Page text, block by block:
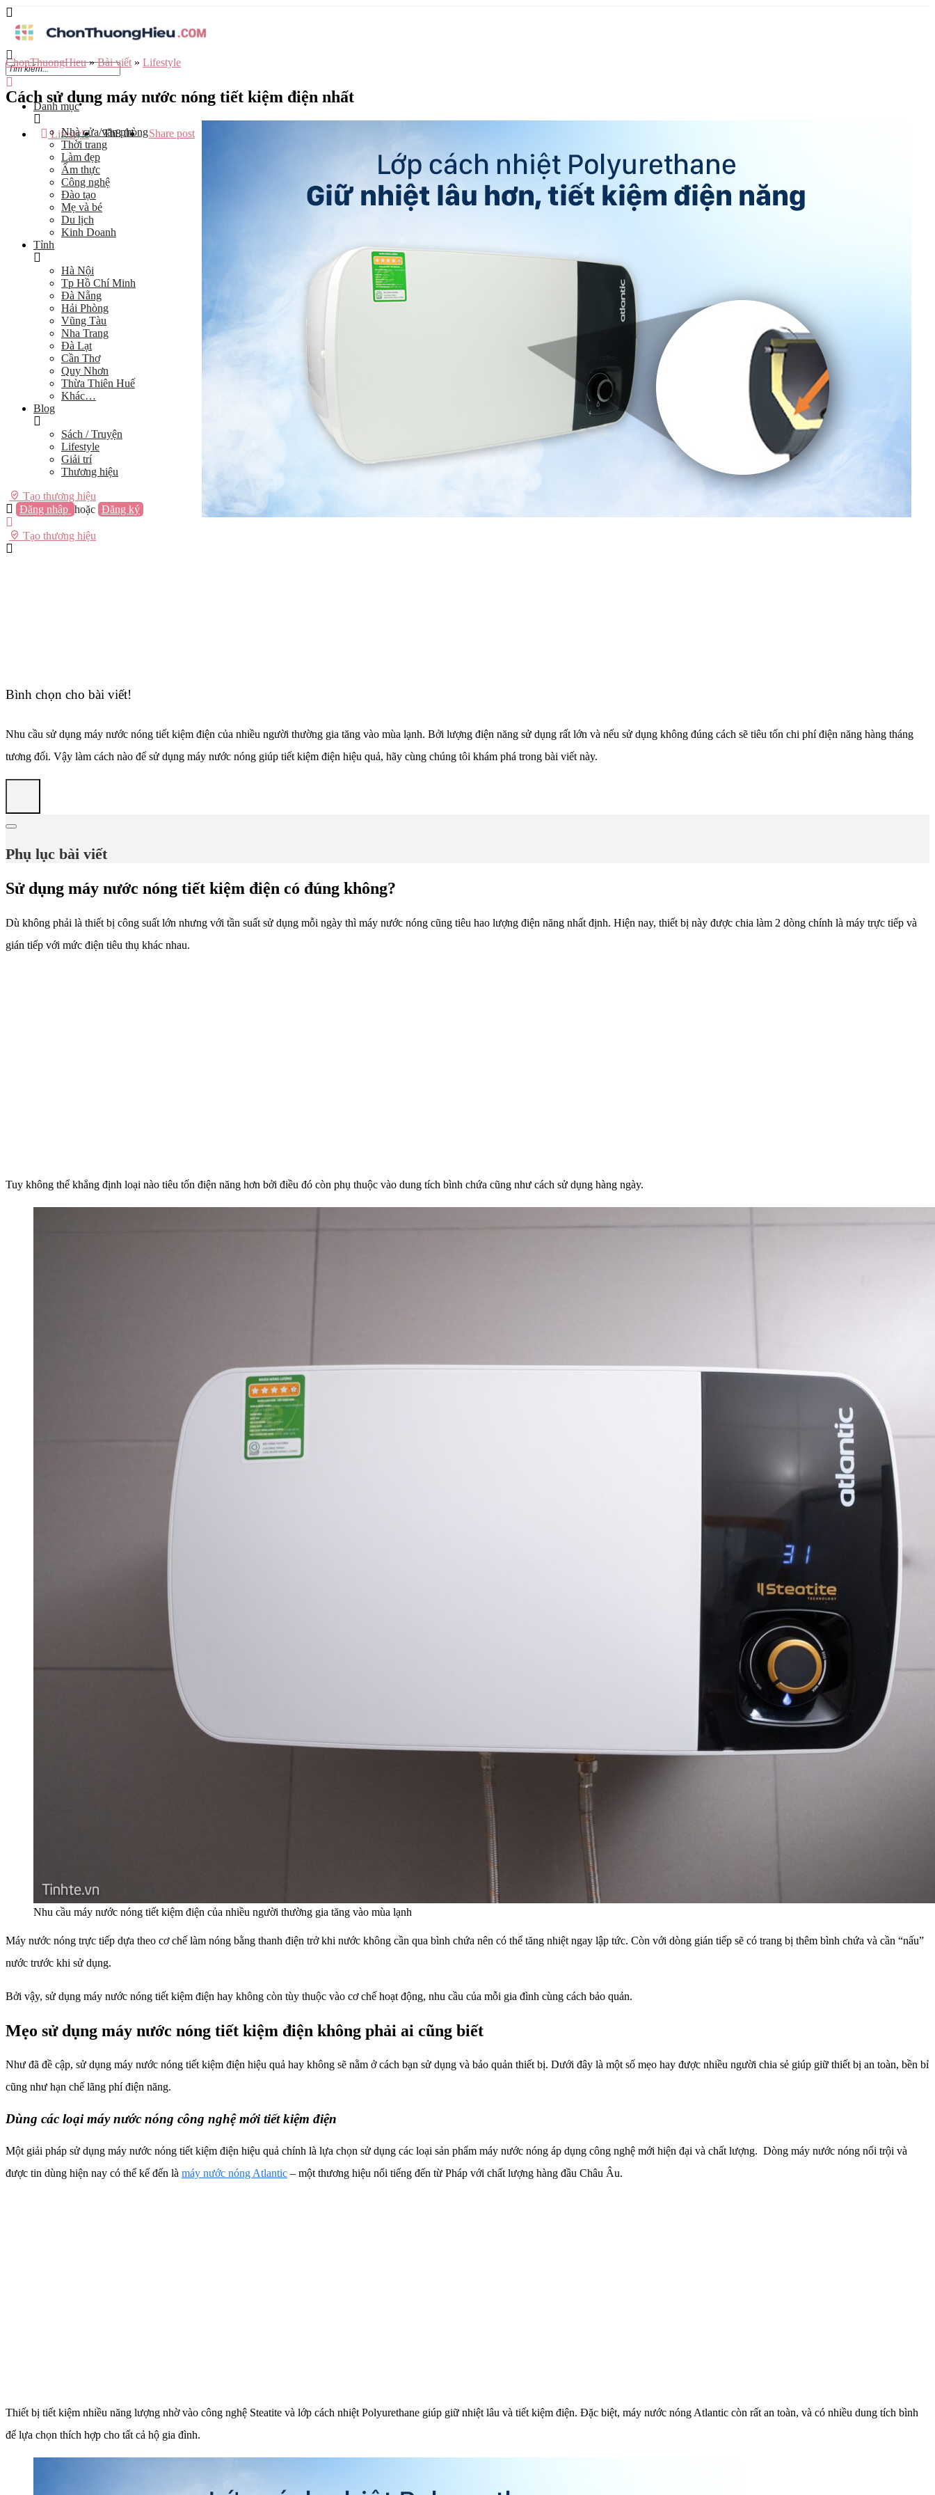
Danh mục
Nhà cửa/văn phòng
Thời trang
Làm đẹp
Ẩm thực
Công nghệ
Đào tạo
Mẹ và bé
Du lịch
Kinh Doanh
Tỉnh
Hà Nội
Tp Hồ Chí Minh
Đà Nẵng
Hải Phòng
Vũng Tàu
Nha Trang
Đà Lạt
Cần Thơ
Quy Nhơn
Thừa Thiên Huế
Khác…
Blog
Sách / Truyện
Lifestyle
Giải trí
Thương hiệu
Tạo thương hiệu
Đăng nhập hoặc Đăng ký
Tạo thương hiệu
ChonThuongHieu»Bài viết » Lifestyle
Cách sử dụng máy nước nóng tiết kiệm điện nhất
Lifestyle Th8 01 Share post
Bình chọn cho bài viết!
Nhu cầu sử dụng máy nước nóng tiết kiệm điện của nhiều người thường gia tăng vào mùa lạnh. Bởi lượng điện năng sử dụng rất lớn và nếu sử dụng không đúng cách sẽ tiêu tốn chi phí điện năng hàng tháng
tương đối. Vậy làm cách nào để sử dụng máy nước nóng giúp tiết kiệm điện hiệu quả, hãy cùng chúng tôi khám phá trong bài viết này.
Phụ lục bài viết
Sử dụng máy nước nóng tiết kiệm điện có đúng không?
Dù không phải là thiết bị công suất lớn nhưng với tần suất sử dụng mỗi ngày thì máy nước nóng cũng tiêu hao lượng điện năng nhất định. Hiện nay, thiết bị này được chia làm 2 dòng chính là máy trực tiếp và
gián tiếp với mức điện tiêu thụ khác nhau.
Tuy không thể khẳng định loại nào tiêu tốn điện năng hơn bởi điều đó còn phụ thuộc vào dung tích bình chứa cũng như cách sử dụng hàng ngày.
Nhu cầu máy nước nóng tiết kiệm điện của nhiều người thường gia tăng vào mùa lạnh
Máy nước nóng trực tiếp dựa theo cơ chế làm nóng bằng thanh điện trở khi nước không cần qua bình chứa nên có thể tăng nhiệt ngay lập tức. Còn với dòng gián tiếp sẽ có trang bị thêm bình chứa và cần “nấu”
nước trước khi sử dụng.
Bởi vậy, sử dụng máy nước nóng tiết kiệm điện hay không còn tùy thuộc vào cơ chế hoạt động, nhu cầu của mỗi gia đình cùng cách bảo quản.
Mẹo sử dụng máy nước nóng tiết kiệm điện không phải ai cũng biết
Như đã đề cập, sử dụng máy nước nóng tiết kiệm điện hiệu quả hay không sẽ nằm ở cách bạn sử dụng và bảo quản thiết bị. Dưới đây là một số mẹo hay được nhiều người chia sẻ giúp giữ thiết bị an toàn, bền bỉ
cũng như hạn chế lãng phí điện năng.
Dùng các loại máy nước nóng công nghệ mới tiết kiệm điện
Một giải pháp sử dụng máy nước nóng tiết kiệm điện hiệu quả chính là lựa chọn sử dụng các loại sản phẩm máy nước nóng áp dụng công nghệ mới hiện đại và chất lượng. Dòng máy nước nóng nổi trội và
được tin dùng hiện nay có thể kế đến là máy nước nóng Atlantic – một thương hiệu nổi tiếng đến từ Pháp với chất lượng hàng đầu Châu Âu.
Thiết bị tiết kiệm nhiều năng lượng nhờ vào công nghệ Steatite và lớp cách nhiệt Polyurethane giúp giữ nhiệt lâu và tiết kiệm điện. Đặc biệt, máy nước nóng Atlantic còn rất an toàn, và có nhiều dung tích bình
để lựa chọn thích hợp cho tất cả hộ gia đình.